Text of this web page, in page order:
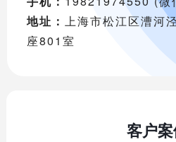
地址：
上海市松江区漕河
座801室
客户